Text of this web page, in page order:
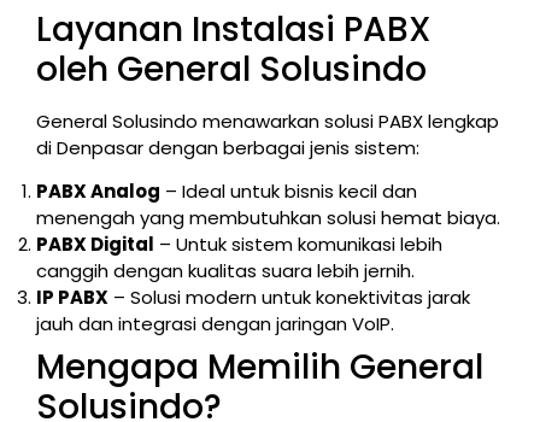
Layanan Instalasi PABX
oleh General Solusindo
General Solusindo menawarkan solusi PABX lengkap
di Denpasar dengan berbagai jenis sistem:
PABX Analog – Ideal untuk bisnis kecil dan
menengah yang membutuhkan solusi hemat biaya.
PABX Digital – Untuk sistem komunikasi lebih
canggih dengan kualitas suara lebih jernih.
IP PABX – Solusi modern untuk konektivitas jarak
jauh dan integrasi dengan jaringan VoIP.
Mengapa Memilih General
Solusindo?